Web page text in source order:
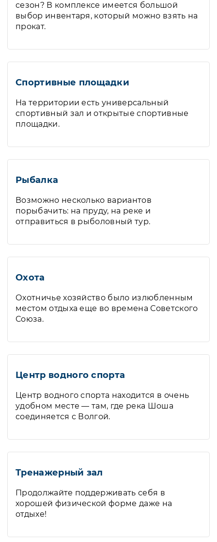
сезон? В комплексе имеется большой
выбор инвентаря, который можно взять на
прокат.
Спортивные площадки
На территории есть универсальный
спортивный зал и открытые спортивные
площадки.
Рыбалка
Возможно несколько вариантов
порыбачить: на пруду, на реке и
отправиться в рыболовный тур.
Охота
Охотничье хозяйство было излюбленным
местом отдыха еще во времена Советского
Союза.
Центр водного спорта
Центр водного спорта находится в очень
удобном месте — там, где река Шоша
соединяется с Волгой.
Тренажерный зал
Продолжайте поддерживать себя в
хорошей физической форме даже на
отдыхе!